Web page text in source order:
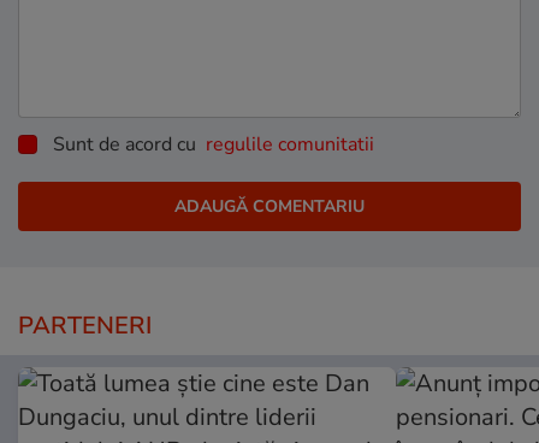
Sunt de acord cu regulile comunitatii
PARTENERI